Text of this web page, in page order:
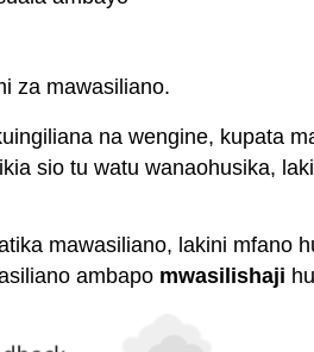
za mawasiliano.
na wengine, kupata
sio tu watu wanaohusika,
mawasiliano, lakini mfano
ambapo mwasilishaji